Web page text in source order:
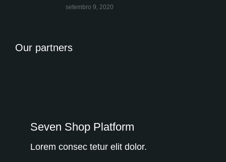
setembro 9, 2020
Our partners
Seven Shop Platform
Lorem consec tetur elit dolor.